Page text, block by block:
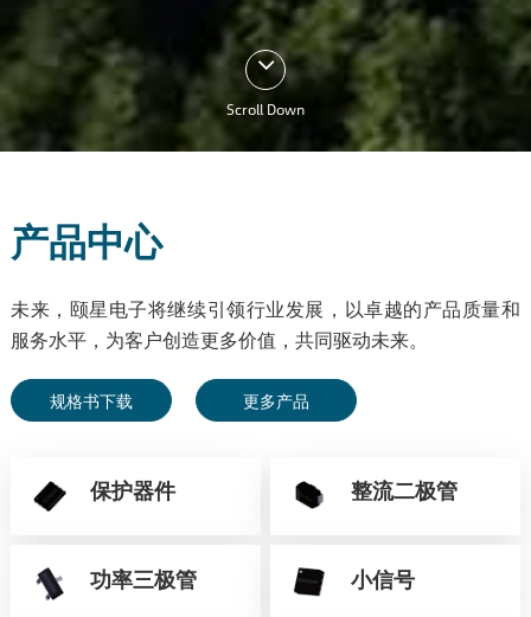
Scroll Down
产品中心
未来，颐星电子将继续引领行业发展，以卓越的产品质量和
服务水平，为客户创造更多价值，共同驱动未来。
规格书下载 更多产品
保护器件 整流二极管
功率三极管 小信号